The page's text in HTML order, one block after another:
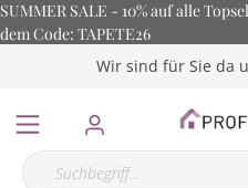
SUMMER SALE - 10% auf alle
dem Code: TAPETE26
Wir sind für Sie da